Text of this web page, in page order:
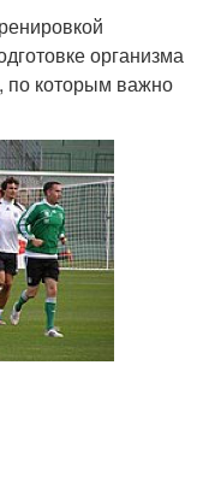
организма
по которым важно